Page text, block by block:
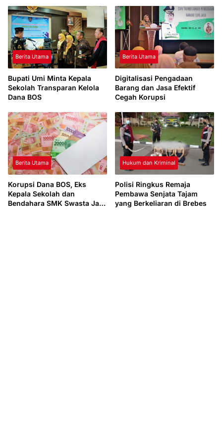
Berita Utama
Bupati Umi Minta Kepala
Sekolah Transparan Kelola
Dana BOS
Berita Utama
Digitalisasi Pengadaan
Barang dan Jasa Efektif
Cegah Korupsi
Berita Utama
Korupsi Dana BOS, Eks
Kepala Sekolah dan
Bendahara SMK Swasta Jadi
Hukum dan Kriminal
Polisi Ringkus Remaja
Pembawa Senjata Tajam
yang Berkeliaran di Brebes